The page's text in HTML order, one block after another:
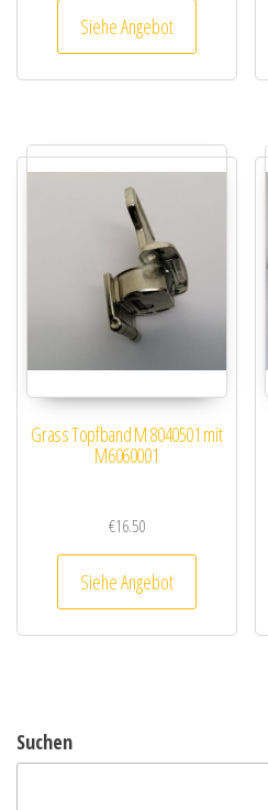
Siehe Angebot
Grass Topfband M 8040501 mit
M6060001
€16.50
Siehe Angebot
Suchen